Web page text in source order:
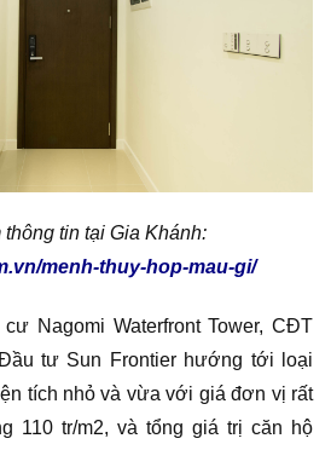
thông tin tại Gia Khánh:
menh-thuy-hop-mau-gi/
Nagomi Waterfront Tower, CĐT
tư Sun Frontier hướng tới loại
tích nhỏ và vừa với giá đơn vị rất
110 tr/m2, và tổng giá trị căn hộ